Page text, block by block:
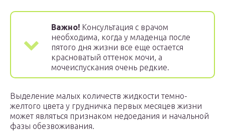
Важно! Консультация с врачом
необходима, когда у младенца после
пятого дня жизни все еще остается
красноватый оттенок мочи, а
мочеиспускания очень редкие.
Выделение малых количеств жидкости темно-
желтого цвета у грудничка первых месяцев жизни
может являться признаком недоедания и начальной
фазы обезвоживания.